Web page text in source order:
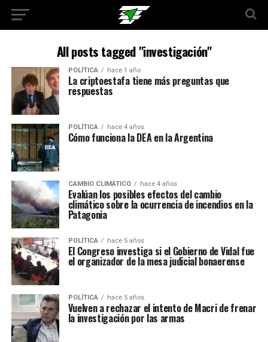
All posts tagged "investigación"
POLÍTICA hace 1 año
La criptoestafa tiene más preguntas que
respuestas
POLÍTICA hace 4 años
Cómo funciona la DEA en la Argentina
CAMBIO CLIMÁTICO hace 4 años
Evalúan los posibles efectos del cambio
climático sobre la ocurrencia de incendios en la
Patagonia
POLÍTICA hace 5 años
El Congreso investiga si el Gobierno de Vidal fue
el organizador de la mesa judicial bonaerense
POLÍTICA hace 5 años
Vuelven a rechazar el intento de Macri de frenar
la investigación por las armas